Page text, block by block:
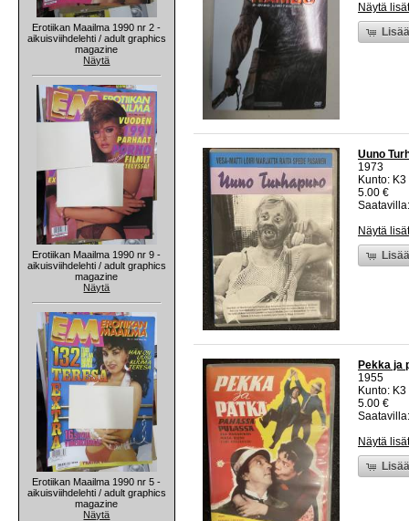
Erotiikan Maailma 1990 nr 2 -
aikuisviihdelehti / adult graphics
magazine
Näytä
Erotiikan Maailma 1990 nr 9 -
aikuisviihdelehti / adult graphics
magazine
Näytä
Erotiikan Maailma 1990 nr 5 -
aikuisviihdelehti / adult graphics
magazine
Näytä
Näytä
Uuno
1973
Kunto:
5.00 €
Näytä
Pekka ja
1955
Kunto:
5.00 €
Näytä